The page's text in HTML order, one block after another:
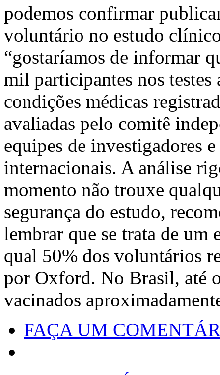
podemos confirmar
voluntário no estudo
“gostaríamos de informar
mil participantes nos testes
condições médicas
avaliadas pelo comitê
equipes de investigadores
internacionais. A análise
momento não trouxe
segurança do estudo,
lembrar que se trata de um
qual 50% dos voluntários
por Oxford. No Brasil, até
vacinados
FAÇA UM